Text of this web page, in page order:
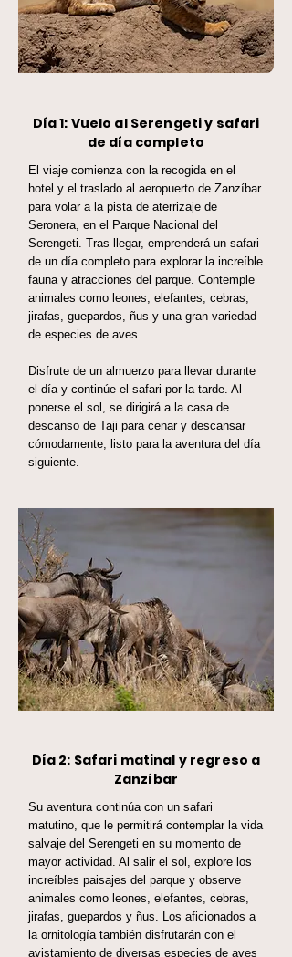
Día 1: Vuelo al Serengeti y safari
de día completo
El viaje comienza con la recogida en el
hotel y el traslado al aeropuerto de Zanzíbar
para volar a la pista de aterrizaje de
Seronera, en el Parque Nacional del
Serengeti. Tras llegar, emprenderá un safari
de un día completo para explorar la increíble
fauna y atracciones del parque. Contemple
animales como leones, elefantes, cebras,
jirafas, guepardos, ñus y una gran variedad
de especies de aves.
Disfrute de un almuerzo para llevar durante
el día y continúe el safari por la tarde. Al
ponerse el sol, se dirigirá a la casa de
descanso de Taji para cenar y descansar
cómodamente, listo para la aventura del día
siguiente.
Día 2: Safari matinal y regreso a
Zanzíbar
Su aventura continúa con un safari
matutino, que le permitirá contemplar la vida
salvaje del Serengeti en su momento de
mayor actividad. Al salir el sol, explore los
increíbles paisajes del parque y observe
animales como leones, elefantes, cebras,
jirafas, guepardos y ñus. Los aficionados a
la ornitología también disfrutarán con el
avistamiento de diversas especies de aves